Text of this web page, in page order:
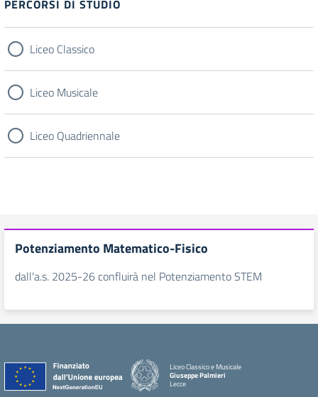
Filtri
PERCORSI DI STUDIO
Liceo Classico
Liceo Musicale
Liceo Quadriennale
Potenziamento Matematico-Fisico
dall'a.s. 2025-26 confluirà nel Potenziamento STEM
Liceo Classico e Musicale
Giuseppe Palmieri
Lecce